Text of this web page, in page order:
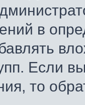
в
Если
то